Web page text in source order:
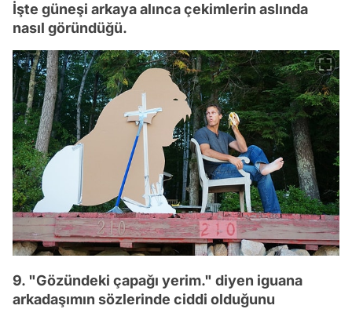
İşte güneşi arkaya alınca çekimlerin aslında
nasıl göründüğü.
9. "Gözündeki çapağı yerim." diyen iguana
arkadaşımın sözlerinde ciddi olduğunu